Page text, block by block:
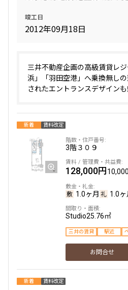
竣工日
2012年09月18日
三井不動産企画の高級賃貸レ
浜」「羽田空港」へ乗換無し
されたエントランスデザインも
新着 賃料改定
3階３０９
128,000円
1.0ヶ月 1.0ヶ
Studio25.76㎡
三井の賃貸 駅近
お問合せ
新着 賃料改定